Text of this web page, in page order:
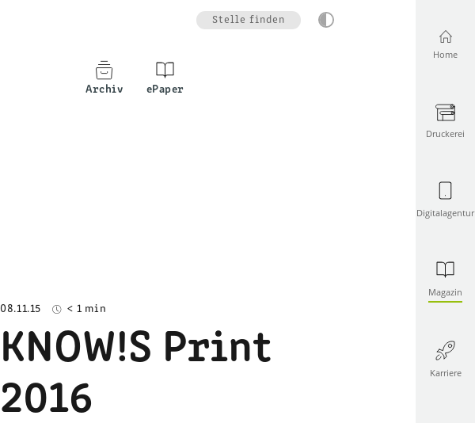
Home
Druckerei
Digitalagentur
Magazin
Karriere
Stelle finden
Archiv ePaper
08.11.15 < 1 min
KNOW!S Print
2016